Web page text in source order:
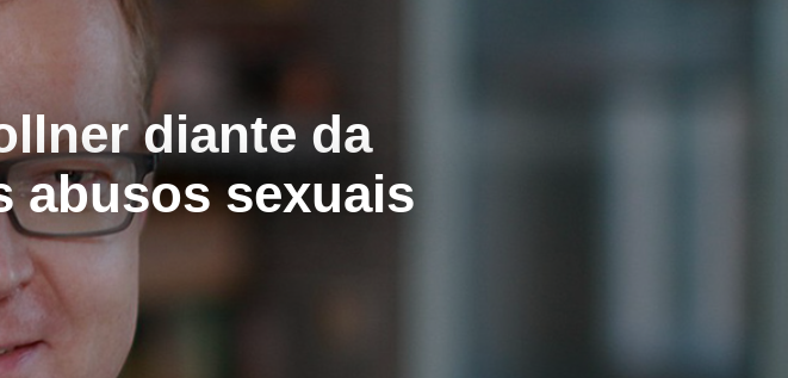
diante da
abusos sexuais